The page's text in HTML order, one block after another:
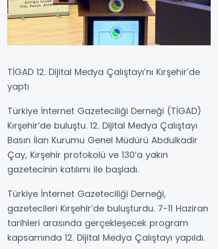
TİGAD 12. Dijital Medya Çalıştayı’nı Kırşehir’de
yaptı
Türkiye İnternet Gazeteciliği Derneği (TİGAD)
Kırşehir’de buluştu. 12. Dijital Medya Çalıştayı
Basın İlan Kurumu Genel Müdürü Abdulkadir
Çay, Kırşehir protokolü ve 130’a yakın
gazetecinin katılımı ile başladı.
Türkiye İnternet Gazeteciliği Derneği,
gazetecileri Kırşehir’de buluşturdu. 7-11 Haziran
tarihleri arasında gerçekleşecek program
kapsamında 12. Dijital Medya Çalıştayı yapıldı.